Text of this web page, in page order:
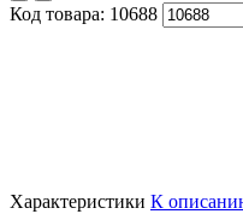
Код товара: 10688
Характеристики К